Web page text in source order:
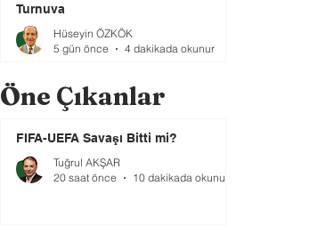
Turnuva
Hüseyin ÖZKÖK
5 gün önce
4 dakikada okunur
Öne Çıkanlar
FIFA-UEFA Savaşı Bitti mi?
Tuğrul AKŞAR
20 saat önce
10 dakikada okunur